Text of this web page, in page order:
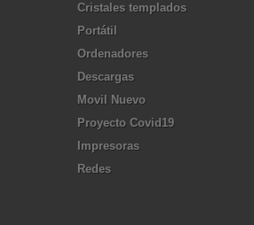
Cristales templados
Portátil
Ordenadores
Descargas
Movil Nuevo
Proyecto Covid19
Impresoras
Redes